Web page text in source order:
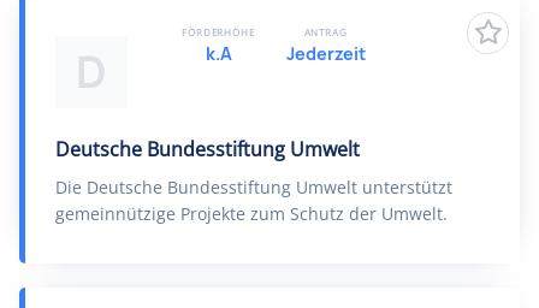
D
Deutsche Bundesstiftung Umwelt
Die Deutsche Bundesstiftung Umwelt unterstützt
gemeinnützige Projekte zum Schutz der Umwelt.
FÖRDERHÖHE
k.A
ANTRAG
Jederzeit